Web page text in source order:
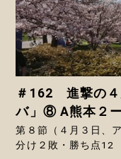
＃162 進撃の
バ」⑧ A熊本２
第８節（４月３日
分け２敗・勝ち点